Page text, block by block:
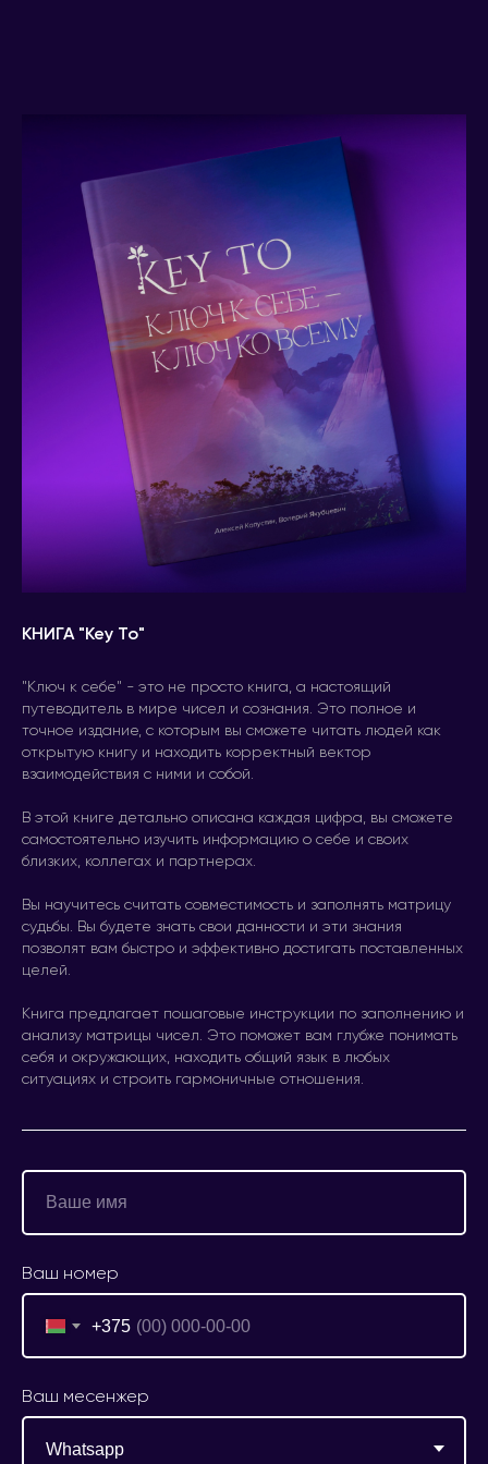
КНИГА "Key To"
"Ключ к себе" - это не просто книга, а настоящий
путеводитель в мире чисел и сознания. Это полное и
точное издание, с которым вы сможете читать людей как
открытую книгу и находить корректный вектор
взаимодействия с ними и собой.
В этой книге детально описана каждая цифра, вы сможете
самостоятельно изучить информацию о себе и своих
близких, коллегах и партнерах.
Вы научитесь считать совместимость и заполнять матрицу
судьбы. Вы будете знать свои данности и эти знания
позволят вам быстро и эффективно достигать поставленных
целей.
Книга предлагает пошаговые инструкции по заполнению и
анализу матрицы чисел. Это поможет вам глубже понимать
себя и окружающих, находить общий язык в любых
ситуациях и строить гармоничные отношения.
Ваш номер
+375
Ваш месенжер